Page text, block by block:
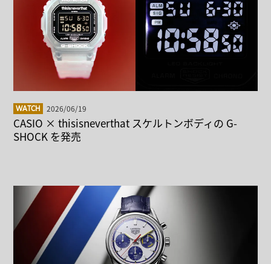
WATCH 2026/06/19
CASIO × thisisneverthat スケルトンボディの G-
SHOCK を発売